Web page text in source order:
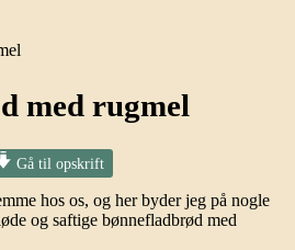
med rugmel
Gå til opskrift
hos os, og her byder jeg på nogle
og saftige bønnefladbrød med